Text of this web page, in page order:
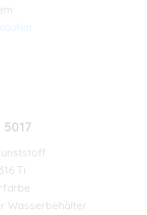
5017
Ti
Wasserbehälter